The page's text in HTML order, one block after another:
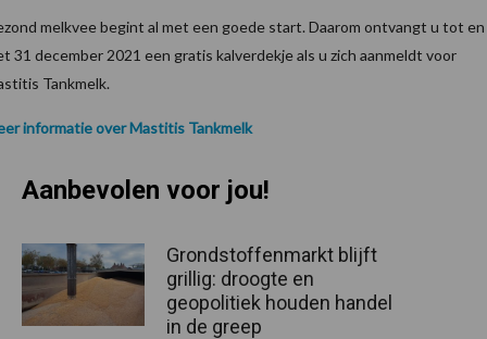
melkvee begint al met een goede start. Daarom ontvangt u tot en
31 december 2021 een gratis kalverdekje als u zich aanmeldt voor
Tankmelk.
informatie over Mastitis Tankmelk
Aanbevolen voor jou!
Grondstoffenmarkt blijft
grillig: droogte en
geopolitiek houden handel
in de greep